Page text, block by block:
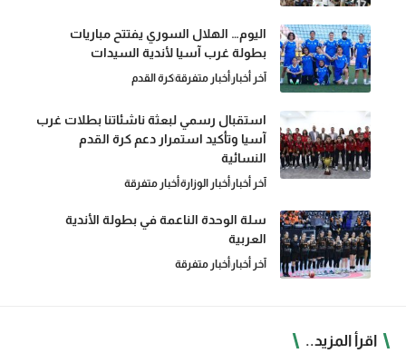
اليوم… الهلال السوري يفتتح مباريات
بطولة غرب آسيا لأندية السيدات
آخر أخبارأخبار متفرقةكرة القدم
استقبال رسمي لبعثة ناشئاتنا بطلات غرب
آسيا وتأكيد استمرار دعم كرة القدم
النسائية
آخر أخبارأخبار الوزارةأخبار متفرقة
سلة الوحدة الناعمة في بطولة الأندية
العربية
آخر أخبارأخبار متفرقة
اقرأ المزيد..